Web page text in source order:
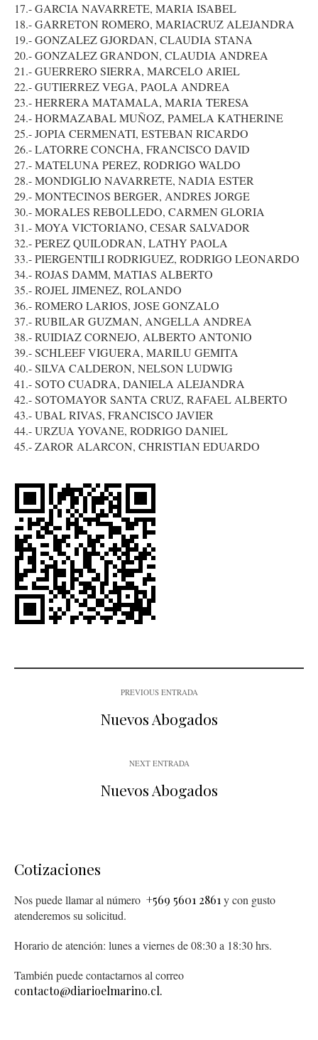
17.- GARCIA NAVARRETE, MARIA ISABEL
18.- GARRETON ROMERO, MARIACRUZ ALEJANDRA
19.- GONZALEZ GJORDAN, CLAUDIA STANA
20.- GONZALEZ GRANDON, CLAUDIA ANDREA
21.- GUERRERO SIERRA, MARCELO ARIEL
22.- GUTIERREZ VEGA, PAOLA ANDREA
23.- HERRERA MATAMALA, MARIA TERESA
24.- HORMAZABAL MUÑOZ, PAMELA KATHERINE
25.- JOPIA CERMENATI, ESTEBAN RICARDO
26.- LATORRE CONCHA, FRANCISCO DAVID
27.- MATELUNA PEREZ, RODRIGO WALDO
28.- MONDIGLIO NAVARRETE, NADIA ESTER
29.- MONTECINOS BERGER, ANDRES JORGE
30.- MORALES REBOLLEDO, CARMEN GLORIA
31.- MOYA VICTORIANO, CESAR SALVADOR
32.- PEREZ QUILODRAN, LATHY PAOLA
33.- PIERGENTILI RODRIGUEZ, RODRIGO LEONARDO
34.- ROJAS DAMM, MATIAS ALBERTO
35.- ROJEL JIMENEZ, ROLANDO
36.- ROMERO LARIOS, JOSE GONZALO
37.- RUBILAR GUZMAN, ANGELLA ANDREA
38.- RUIDIAZ CORNEJO, ALBERTO ANTONIO
39.- SCHLEEF VIGUERA, MARILU GEMITA
40.- SILVA CALDERON, NELSON LUDWIG
41.- SOTO CUADRA, DANIELA ALEJANDRA
42.- SOTOMAYOR SANTA CRUZ, RAFAEL ALBERTO
43.- UBAL RIVAS, FRANCISCO JAVIER
44.- URZUA YOVANE, RODRIGO DANIEL
45.- ZAROR ALARCON, CHRISTIAN EDUARDO
PREVIOUS ENTRADA
Nuevos Abogados
NEXT ENTRADA
Nuevos Abogados
Cotizaciones
Nos puede llamar al número +569 5601 2861 y con gusto
atenderemos su solicitud.
Horario de atención: lunes a viernes de 08:30 a 18:30 hrs.
También puede contactarnos al correo
contacto@diarioelmarino.cl.